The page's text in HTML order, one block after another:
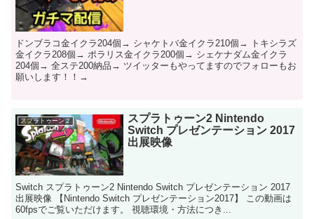
ドンブラコ金イクラ204個→ シャケトバ金イクラ210個→ トキシラズ
金イクラ208個→ ポラリス金イクラ200個→ シェケナダム金イクラ
204個→ 全ステ200納品→ ツイッターもやってますのでフォローもお
願いします！！→
スプラトゥーン２
スプラトゥーン2 Nintendo
Switch プレゼンテーション 2017
出展映像
Switch スプラトゥーン2 Nintendo Switch プレゼンテーション 2017
出展映像 【Nintendo Switch プレゼンテーション2017】 この動画は
60fpsでご覧いただけます。 視聴環境・方法につき...